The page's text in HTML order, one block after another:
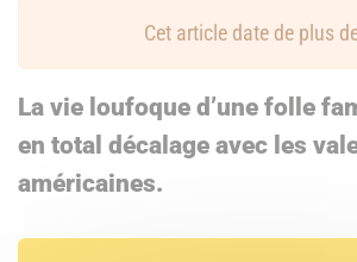
Cet article date de plus
La vie loufoque d’une folle
en total décalage avec les
américaines.